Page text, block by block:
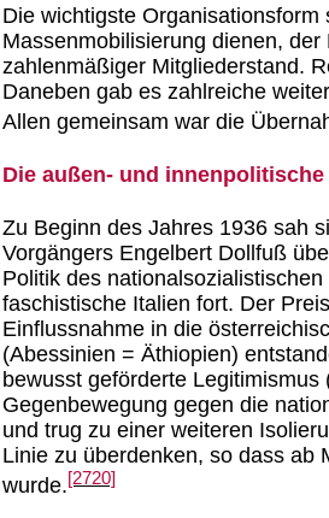
Die wichtigste
Massenmobilisierung dienen,
zahlenmäßiger Mitgliederstand.
Daneben gab es zahlreiche
Allen gemeinsam war die
Die außen- und
Zu Beginn des Jahres 1936 sah
Vorgängers Engelbert Dollfuß
Politik des
faschistische Italien fort. Der
Einflussnahme in die
(Abessinien = Äthiopien)
bewusst geförderte
Gegenbewegung gegen die
und trug zu einer weiteren
Linie zu überdenken, so dass ab
wurde.[2720]